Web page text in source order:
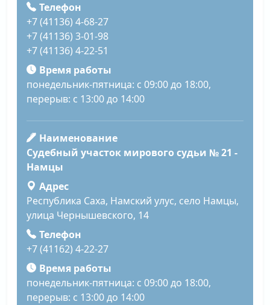
Телефон
+7 (41136) 4-68-27
+7 (41136) 3-01-98
+7 (41136) 4-22-51
Время работы
понедельник-пятница: с 09:00 до 18:00,
перерыв: с 13:00 до 14:00
Наименование
Судебный участок мирового судьи № 21 -
Намцы
Адрес
Республика Саха, Намский улус, село Намцы,
улица Чернышевского, 14
Телефон
+7 (41162) 4-22-27
Время работы
понедельник-пятница: с 09:00 до 18:00,
перерыв: с 13:00 до 14:00